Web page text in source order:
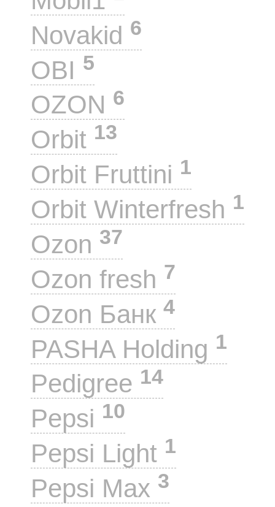
Novakid 6
OBI 5
OZON 6
Orbit 13
Orbit Fruttini 1
Orbit Winterfresh 1
Ozon 37
Ozon fresh 7
Ozon Банк 4
PASHA Holding 1
Pedigree 14
Pepsi 10
Pepsi Light 1
Pepsi Max 3